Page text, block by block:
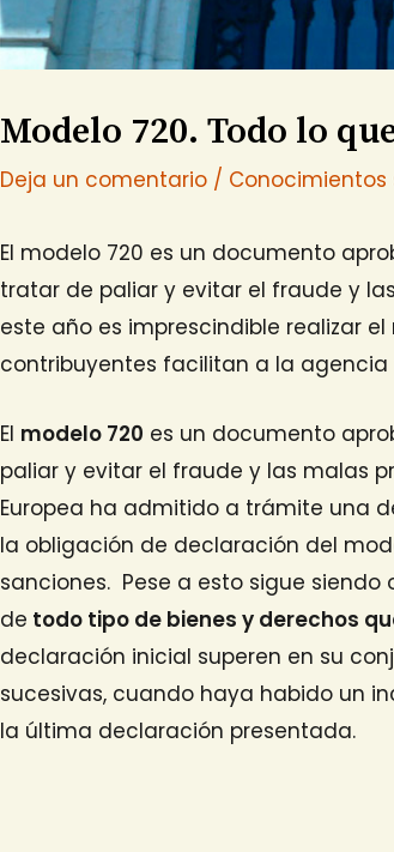
Modelo 720. Todo lo
Deja un comentario / Conocimientos
El modelo 720 es un documento
tratar de paliar y evitar el fraude y
este año es imprescindible realizar
contribuyentes facilitan a la
El modelo 720 es un documento
paliar y evitar el fraude y las malas
Europea ha admitido a trámite una
la obligación de declaración del
sanciones. Pese a esto sigue
de todo tipo de bienes y derechos
declaración inicial superen en su
sucesivas, cuando haya habido un
la última declaración presentada.